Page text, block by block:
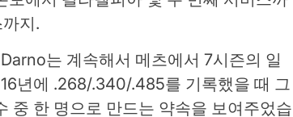
지.
는 계속해서 메츠에서 7시즌의 일
년에 .268/.340/.485를 기록했을 때 그
중 한 명으로 만드는 약속을 보여주었습